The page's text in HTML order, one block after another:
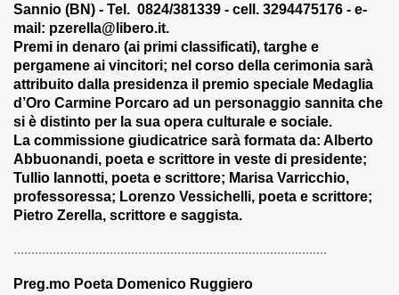
Sannio (BN) - Tel. 0824/381339 - cell. 3294475176 - e-
mail: pzerella@libero.it.
Premi in denaro (ai primi classificati), targhe e
pergamene ai vincitori; nel corso della cerimonia sarà
attribuito dalla presidenza il premio speciale Medaglia
d’Oro Carmine Porcaro ad un personaggio sannita che
si è distinto per la sua opera culturale e sociale.
La commissione giudicatrice sarà formata da: Alberto
Abbuonandi, poeta e scrittore in veste di presidente;
Tullio Iannotti, poeta e scrittore; Marisa Varricchio,
professoressa; Lorenzo Vessichelli, poeta e scrittore;
Pietro Zerella, scrittore e saggista.
........................................................................................
Preg.mo Poeta Domenico Ruggiero
REA (19-04-2012)
cornice (06-06-2012)
DI ARGO - 26-07-2012)
06-2012)
e Treni (27-07-2012)
- 12-9-2012)